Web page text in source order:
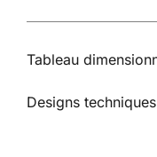
Tableau
Designs techniques